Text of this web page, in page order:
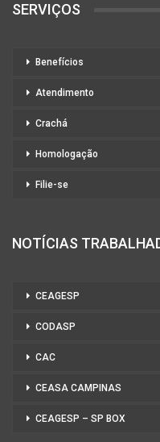
SERVIÇOS
Benefícios
Atendimento
Crachá
Homologação
Filie-se
NOTÍCIAS
CEAGESP
CODASP
CAC
CEASA CAMPINAS
CEAGESP – SP BOX